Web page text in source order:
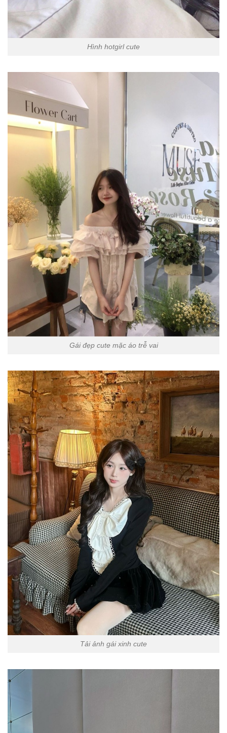
Hình hotgirl cute
Gái đẹp cute mặc áo trễ vai
Tải ảnh gái xinh cute